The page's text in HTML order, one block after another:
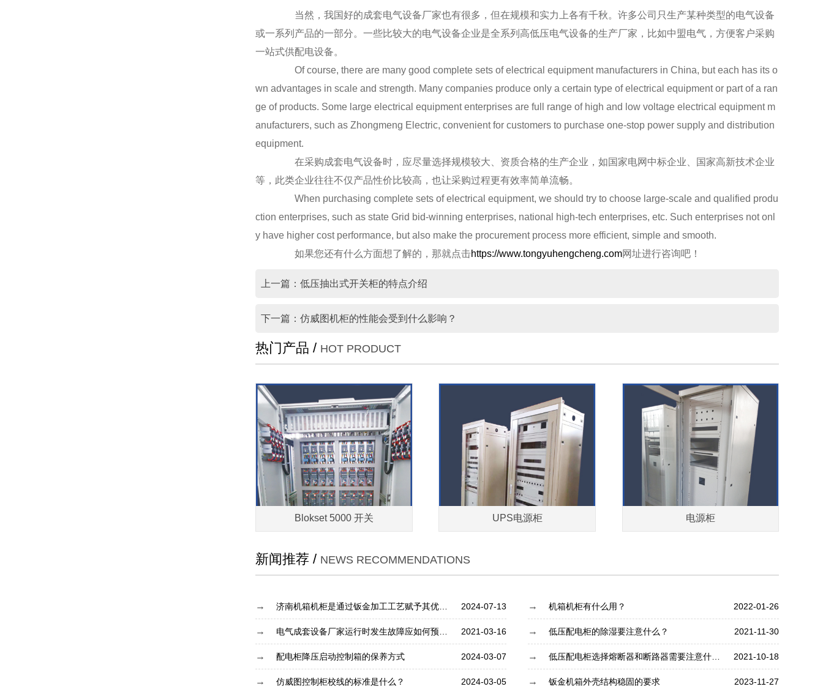
当然，我国好的成套电气设备厂家也有很多，但在规模和实力上各有千秋。许多公司只生产某种类型的电气设备
或一系列产品的一部分。一些比较大的电气设备企业是全系列高低压电气设备的生产厂家，比如中盟电气，方便客户采购
一站式供配电设备。
Of course, there are many good complete sets of electrical equipment manufacturers in China, but each has its o
wn advantages in scale and strength. Many companies produce only a certain type of electrical equipment or part of a ran
ge of products. Some large electrical equipment enterprises are full range of high and low voltage electrical equipment m
anufacturers, such as Zhongmeng Electric, convenient for customers to purchase one-stop power supply and distribution
equipment.
在采购成套电气设备时，应尽量选择规模较大、资质合格的生产企业，如国家电网中标企业、国家高新技术企业
等，此类企业往往不仅产品性价比较高，也让采购过程更有效率简单流畅。
When purchasing complete sets of electrical equipment, we should try to choose large-scale and qualified produ
ction enterprises, such as state Grid bid-winning enterprises, national high-tech enterprises, etc. Such enterprises not onl
y have higher cost performance, but also make the procurement process more efficient, simple and smooth.
如果您还有什么方面想了解的，那就点击https://www.tongyuhengcheng.com网址进行咨询吧！
上一篇：低压抽出式开关柜的特点介绍
下一篇：仿威图机柜的性能会受到什么影响？
热门产品 / HOT PRODUCT
Blokset 5000 开关 UPS电源柜 电源柜
新闻推荐 / NEWS RECOMMENDATIONS
济南机箱机柜是通过钣金加工工艺赋予其优良性能 2024-07-13 机箱机柜有什么用？ 2022-01-26
电气成套设备厂家运行时发生故障应如何预防？ 2021-03-16 低压配电柜的除湿要注意什么？ 2021-11-30
配电柜降压启动控制箱的保养方式 2024-03-07 低压配电柜选择熔断器和断路器需要注意什么？ 2021-10-18
仿威图控制柜校线的标准是什么？ 2024-03-05 钣金机箱外壳结构稳固的要求 2023-11-27